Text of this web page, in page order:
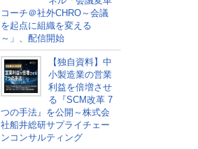
コーチ＠社外CHRO～会議
を起点に組織を変える
～」、配信開始
【独自資料】中
小製造業の営業
利益を倍増させ
る『SCM改革 7
つの手法』を公開～株式会
社船井総研サプライチェー
ンコンサルティング